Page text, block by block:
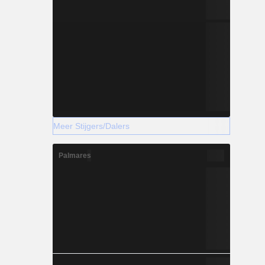
Meer Stijgers/Dalers
Palmares